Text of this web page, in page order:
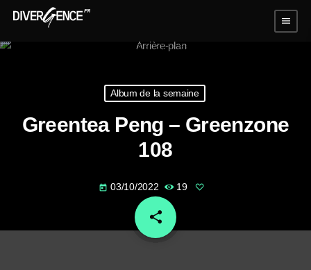
menu
Album de la semaine
Greentea Peng – Greenzone
108
today 03/10/2022 19
share
email